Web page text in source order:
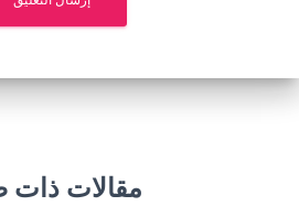
مقالات ذات